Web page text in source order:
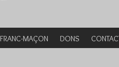
MAÇON DONS